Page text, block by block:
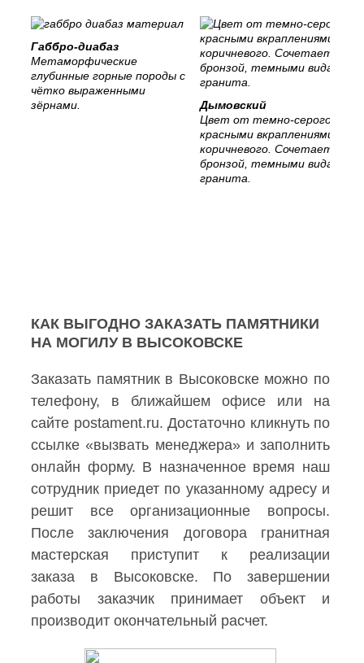
Габбро-диабаз
Метаморфические
глубинные горные породы с
чётко выраженными
зёрнами.
Дымовский
Цвет от темно-серого с
красными вкраплениями, до
коричневого. Сочетается с
бронзой, темными видами
гранита.
КАК ВЫГОДНО ЗАКАЗАТЬ ПАМЯТНИКИ
НА МОГИЛУ В ВЫСОКОВСКЕ
Заказать памятник в Высоковске можно по
телефону, в ближайшем офисе или на
сайте postament.ru. Достаточно кликнуть по
ссылке «вызвать менеджера» и заполнить
онлайн форму. В назначенное время наш
сотрудник приедет по указанному адресу и
решит все организационные вопросы.
После заключения договора гранитная
мастерская приступит к реализации
заказа в Высоковске. По завершении
работы заказчик принимает объект и
производит окончательный расчет.